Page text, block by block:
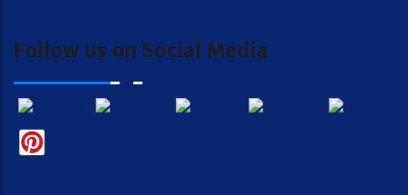
Follow us on Social Media